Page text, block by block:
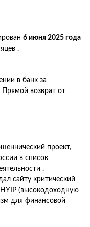
6 июня 2025 года
.
в банк за
возврат от
проект,
в список
.
сайту критический
HYIP (высокодоходную
для финансовой